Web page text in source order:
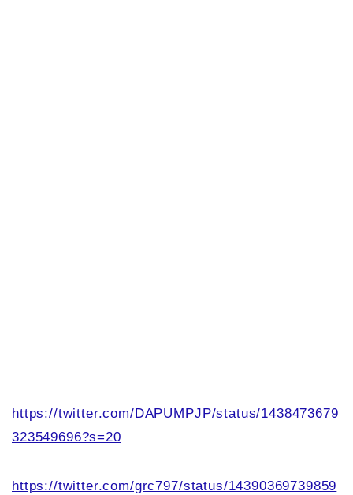
https://twitter.com/DAPUMPJP/status/1438473679
323549696?s=20
https://twitter.com/grc797/status/14390369739859